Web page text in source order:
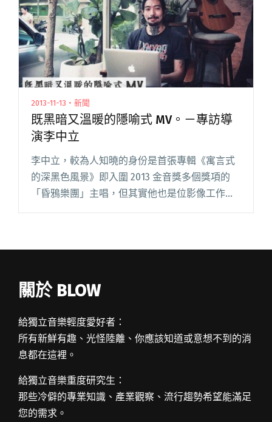
2013-11-13・新聞
既黑暗又溫暖的隱喻式 MV。－專訪導
演李中立
李中立，較為人知曉的身份是首張專輯《寓言式
的深黑色風景》即入圍 2013 金音獎多個獎項的
「昏鴉樂團」主唱，但其實他也是位影像工作
者。這樣的雙重身分，自然也主導起昏鴉多支 MV
關於 BLOW
給獨立音樂輕度愛好者：
所有新鮮有趣、光怪陸離、你應該知道或意想不到的消
息都在這裡。
給獨立音樂重度研究生：
那些冷僻的專業知識、產業觀察、流行趨勢希望能滿足
您的需求。